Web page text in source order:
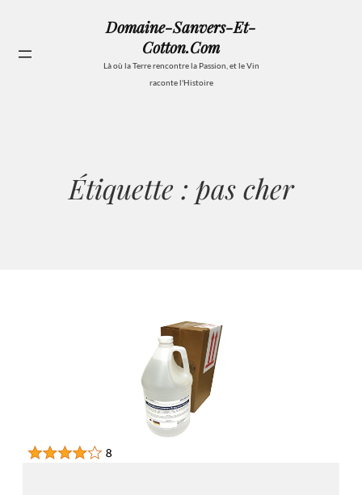
contenu
Domaine-Sanvers-Et-
Cotton.com
Là où la Terre rencontre la Passion, et le Vin
raconte l'Histoire
Étiquette : pas cher